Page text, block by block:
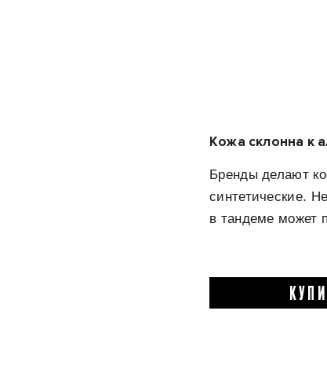
Кожа склонна к
Бренды делают
синтетические.
в тандеме может